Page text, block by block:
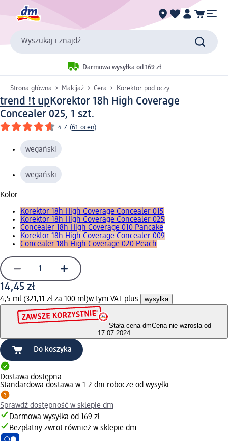
Wyszukaj i znajdź
Darmowa wysyłka od 169 zł
Strona główna Makijaż Cera Korektor pod oczy
trend !t up Korektor 18h High Coverage
Concealer 025, 1 szt.
4.7 (61 ocen)
wegański
wegański
Kolor
Korektor 18h High Coverage Concealer 015
Korektor 18h High Coverage Concealer 025
Concealer 18h High Coverage 010 Pancake
Korektor 18h High Coverage Concealer 009
Concealer 18h High Coverage 020 Peach
14,45 zł
4,5 ml (321,11 zł za 100 ml)w tym VAT plus wysyłka
Stała cena dmCena nie wzrosła od
17.07.2024
Do koszyka
Dostawa dostępna
Standardowa dostawa w 1-2 dni robocze od wysyłki
Sprawdź dostępność w sklepie dm
Darmowa wysyłka od 169 zł
Bezpłatny zwrot również w sklepie dm